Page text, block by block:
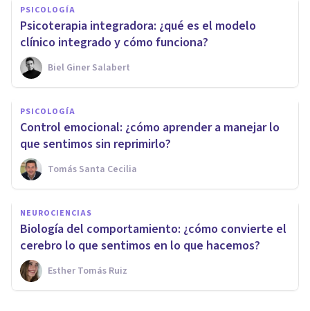
PSICOLOGÍA
Psicoterapia integradora: ¿qué es el modelo
clínico integrado y cómo funciona?
Biel Giner Salabert
PSICOLOGÍA
Control emocional: ¿cómo aprender a manejar lo
que sentimos sin reprimirlo?
Tomás Santa Cecilia
NEUROCIENCIAS
Biología del comportamiento: ¿cómo convierte el
cerebro lo que sentimos en lo que hacemos?
Esther Tomás Ruiz